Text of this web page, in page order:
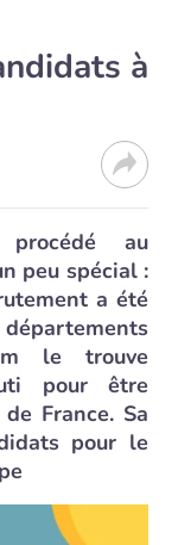
à
au
peu spécial :
a été
le trouve
pour être
France. Sa
pour le